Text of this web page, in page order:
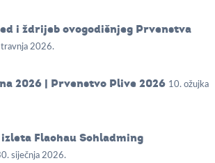
i ždrijeb ovogodišnjeg Prvenstva
2026.
2026 | Prvenstvo Plive 2026 10. ožujka
Flachau Schladming
siječnja 2026.